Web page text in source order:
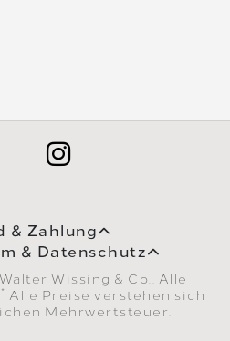
& Zahlung
& Datenschutz
Wissing & Co.. Alle
* Alle Preise verstehen sich
Mehrwertsteuer.